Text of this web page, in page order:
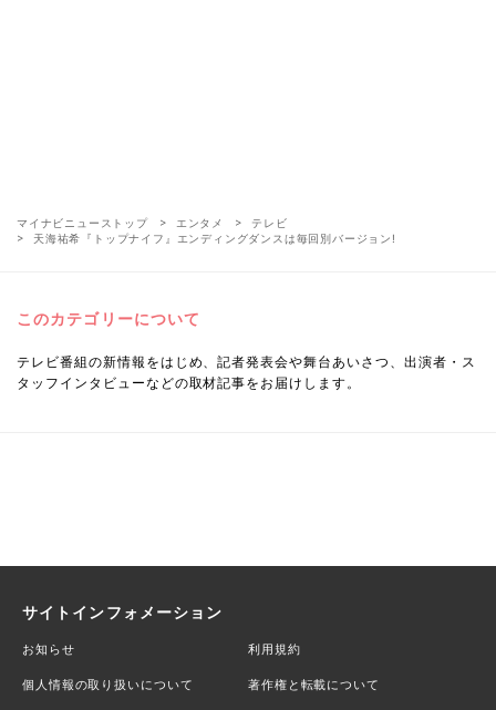
マイナビニューストップ エンタメ
テレビ
天海祐希『トップナイフ』エンディングダンスは毎回別バージョン!
このカテゴリーについて
テレビ番組の新情報をはじめ、記者発表会や舞台あいさつ、出演者・ス
タッフインタビューなどの取材記事をお届けします。
サイトインフォメーション
お知らせ 利用規約
個人情報の取り扱いについて 著作権と転載について